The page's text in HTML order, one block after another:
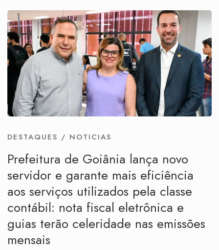
DESTAQUES / NOTICIAS
Prefeitura de Goiânia lança novo
servidor e garante mais eficiência
aos serviços utilizados pela classe
contábil: nota fiscal eletrônica e
guias terão celeridade nas emissões
mensais